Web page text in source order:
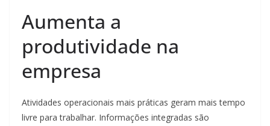
Aumenta a
produtividade na
empresa
Atividades operacionais mais práticas geram mais tempo
livre para trabalhar. Informações integradas são